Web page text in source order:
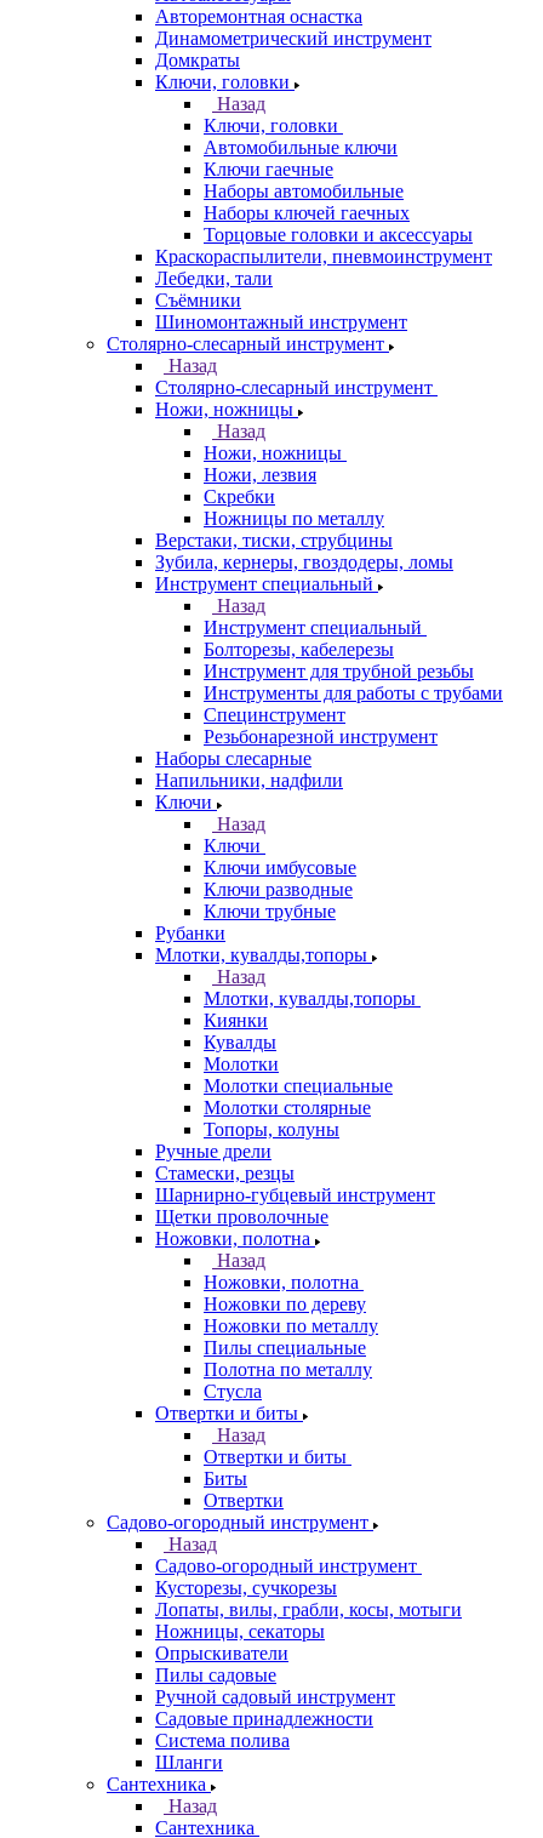
Авторемонтная оснастка
Динамометрический инструмент
Домкраты
Ключи, головки
Назад
Ключи, головки
Автомобильные ключи
Ключи гаечные
Наборы автомобильные
Наборы ключей гаечных
Торцовые головки и аксессуары
Краскораспылители, пневмоинструмент
Лебедки, тали
Съёмники
Шиномонтажный инструмент
Столярно-слесарный инструмент
Назад
Столярно-слесарный инструмент
Ножи, ножницы
Назад
Ножи, ножницы
Ножи, лезвия
Скребки
Ножницы по металлу
Верстаки, тиски, струбцины
Зубила, кернеры, гвоздодеры, ломы
Инструмент специальный
Назад
Инструмент специальный
Болторезы, кабелерезы
Инструмент для трубной резьбы
Инструменты для работы с трубами
Специнструмент
Резьбонарезной инструмент
Наборы слесарные
Напильники, надфили
Ключи
Назад
Ключи
Ключи имбусовые
Ключи разводные
Ключи трубные
Рубанки
Млотки, кувалды,топоры
Назад
Млотки, кувалды,топоры
Киянки
Кувалды
Молотки
Молотки специальные
Молотки столярные
Топоры, колуны
Ручные дрели
Стамески, резцы
Шарнирно-губцевый инструмент
Щетки проволочные
Ножовки, полотна
Назад
Ножовки, полотна
Ножовки по дереву
Ножовки по металлу
Пилы специальные
Полотна по металлу
Стусла
Отвертки и биты
Назад
Отвертки и биты
Биты
Отвертки
Садово-огородный инструмент
Назад
Садово-огородный инструмент
Кусторезы, сучкорезы
Лопаты, вилы, грабли, косы, мотыги
Ножницы, секаторы
Опрыскиватели
Пилы садовые
Ручной садовый инструмент
Садовые принадлежности
Система полива
Шланги
Сантехника
Назад
Сантехника